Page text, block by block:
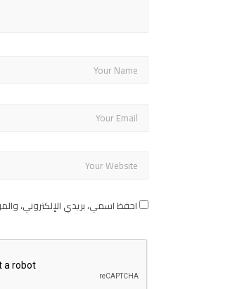
احفظ اسمي، بريدي الإلكتروني،